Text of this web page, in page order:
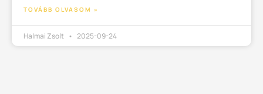
TOVÁBB OLVASOM »
Halmai Zsolt 2025-09-24